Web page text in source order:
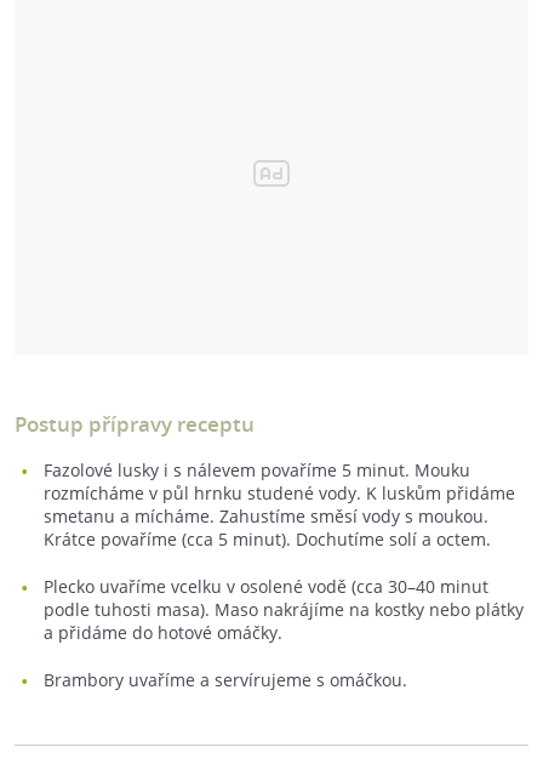
Postup přípravy receptu
Fazolové lusky i s nálevem povaříme 5 minut. Mouku
rozmícháme v půl hrnku studené vody. K luskům přidáme
smetanu a mícháme. Zahustíme směsí vody s moukou.
Krátce povaříme (cca 5 minut). Dochutíme solí a octem.
Plecko uvaříme vcelku v osolené vodě (cca 30–40 minut
podle tuhosti masa). Maso nakrájíme na kostky nebo plátky
a přidáme do hotové omáčky.
Brambory uvaříme a servírujeme s omáčkou.